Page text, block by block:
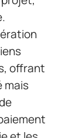
offrant
mais